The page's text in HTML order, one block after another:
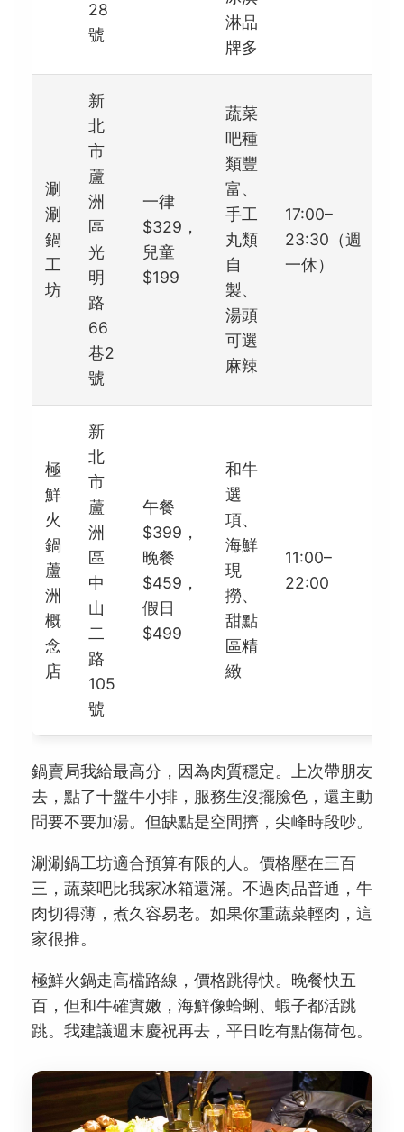
28
號
淋品
牌多
涮
涮
鍋
工
坊
新
北
市
蘆
洲
區
光
明
路
66
巷2
號
一律
$329，
兒童
$199
蔬菜
吧種
類豐
富、
手工
丸類
自
製、
湯頭
可選
麻辣
17:00–
23:30（週
一休）
極
鮮
火
鍋
蘆
洲
概
念
店
新
北
市
蘆
洲
區
中
山
二
路
105
號
午餐
$399，
晚餐
$459，
假日
$499
和牛
選
項、
海鮮
現
撈、
甜點
區精
緻
11:00–
22:00
鍋賣局我給最高分，因為肉質穩定。上次帶朋友
去，點了十盤牛小排，服務生沒擺臉色，還主動
問要不要加湯。但缺點是空間擠，尖峰時段吵。
涮涮鍋工坊適合預算有限的人。價格壓在三百
三，蔬菜吧比我家冰箱還滿。不過肉品普通，牛
肉切得薄，煮久容易老。如果你重蔬菜輕肉，這
家很推。
極鮮火鍋走高檔路線，價格跳得快。晚餐快五
百，但和牛確實嫩，海鮮像蛤蜊、蝦子都活跳
跳。我建議週末慶祝再去，平日吃有點傷荷包。